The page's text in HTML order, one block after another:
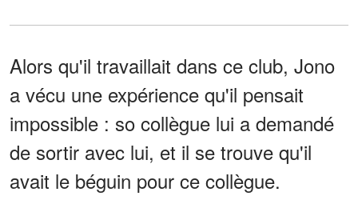
Alors qu'il travaillait dans ce club, Jono
a vécu une expérience qu'il pensait
impossible : so collègue lui a demandé
de sortir avec lui, et il se trouve qu'il
avait le béguin pour ce collègue.